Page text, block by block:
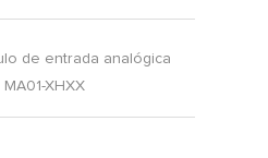
de entrada analógica
XHXX